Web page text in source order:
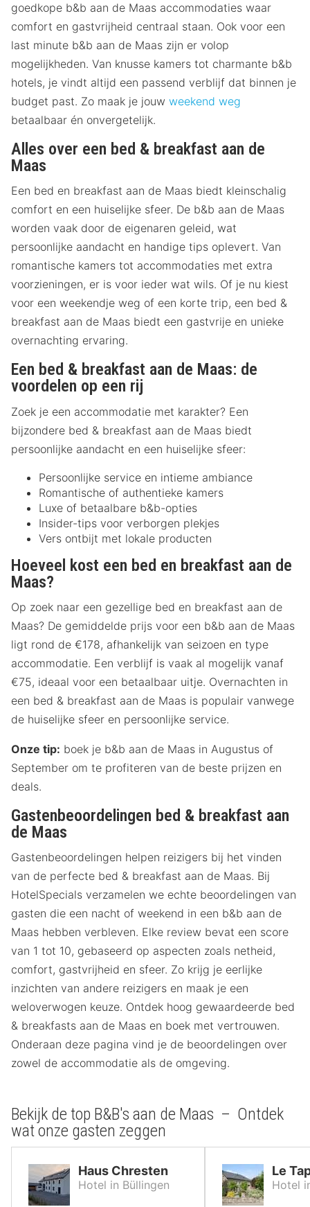
goedkope b&b aan de Maas accommodaties waar
comfort en gastvrijheid centraal staan. Ook voor een
last minute b&b aan de Maas zijn er volop
mogelijkheden. Van knusse kamers tot charmante b&b
hotels, je vindt altijd een passend verblijf dat binnen je
budget past. Zo maak je jouw weekend weg
betaalbaar én onvergetelijk.
Alles over een bed & breakfast aan de
Maas
Een bed en breakfast aan de Maas biedt kleinschalig
comfort en een huiselijke sfeer. De b&b aan de Maas
worden vaak door de eigenaren geleid, wat
persoonlijke aandacht en handige tips oplevert. Van
romantische kamers tot accommodaties met extra
voorzieningen, er is voor ieder wat wils. Of je nu kiest
voor een weekendje weg of een korte trip, een bed &
breakfast aan de Maas biedt een gastvrije en unieke
overnachting ervaring.
Een bed & breakfast aan de Maas: de
voordelen op een rij
Zoek je een accommodatie met karakter? Een
bijzondere bed & breakfast aan de Maas biedt
persoonlijke aandacht en een huiselijke sfeer:
Persoonlijke service en intieme ambiance
Romantische of authentieke kamers
Luxe of betaalbare b&b-opties
Insider-tips voor verborgen plekjes
Vers ontbijt met lokale producten
Hoeveel kost een bed en breakfast aan de
Maas?
Op zoek naar een gezellige bed en breakfast aan de
Maas? De gemiddelde prijs voor een b&b aan de Maas
ligt rond de €178, afhankelijk van seizoen en type
accommodatie. Een verblijf is vaak al mogelijk vanaf
€75, ideaal voor een betaalbaar uitje. Overnachten in
een bed & breakfast aan de Maas is populair vanwege
de huiselijke sfeer en persoonlijke service.
Onze tip: boek je b&b aan de Maas in Augustus of
September om te profiteren van de beste prijzen en
deals.
Gastenbeoordelingen bed & breakfast aan
de Maas
Gastenbeoordelingen helpen reizigers bij het vinden
van de perfecte bed & breakfast aan de Maas. Bij
HotelSpecials verzamelen we echte beoordelingen van
gasten die een nacht of weekend in een b&b aan de
Maas hebben verbleven. Elke review bevat een score
van 1 tot 10, gebaseerd op aspecten zoals netheid,
comfort, gastvrijheid en sfeer. Zo krijg je eerlijke
inzichten van andere reizigers en maak je een
weloverwogen keuze. Ontdek hoog gewaardeerde bed
& breakfasts aan de Maas en boek met vertrouwen.
Onderaan deze pagina vind je de beoordelingen over
zowel de accommodatie als de omgeving.
Bekijk de top B&B's aan de Maas – Ontdek
wat onze gasten zeggen
Haus Chresten
Hotel in Büllingen
Le
Hotel